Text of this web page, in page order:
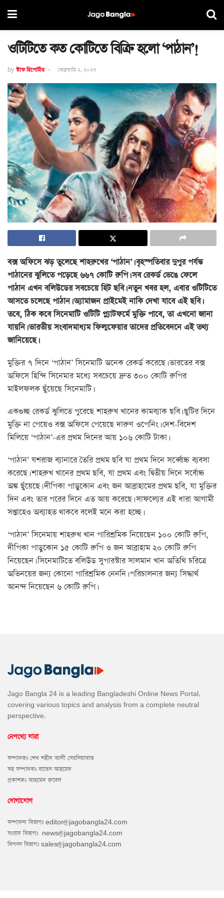
ওটিটিতে কত কোটিতে বিক্রি হলো ‘পাঠান’!
by স্টাফ রিপোর্টার ফেব্রুয়ারি ২, ২০২৩
বক্স অফিসে ঝড় তুলেছে শাহরুখের ‘পাঠান’। বৃহস্পতিবার দুপুর পর্যন্ত
পাঠানের ঝুলিতে পড়েছে ৬৬৭ কোটি রুপি। সব রেকর্ড ভেঙে ফেলে
পাঠান এখন বলিউডের সবচেয়ে হিট ছবি। নতুন খবর হল, এবার ওটিটিতে
আসতে চলেছে পাঠান। অ্যামাজন প্রাইমেই নাকি দেখা যাবে এই ছবি।
তবে, ঠিক কবে সিনেমাটি ওটিটি প্ল্যাটফর্মে মুক্তি পাবে, তা এখনো জানা
যায়নি। ভারতীয় সংবাদমাধ্যম ফিল্মফেয়ার তাদের প্রতিবেদনে এই তথ্য
জানিয়েছে।
মুক্তির ৭ দিনে ‘পাঠান’ সিনেমাটি অনেক রেকর্ড করেছে। ভারতের বক্স
অফিসে হিন্দি সিনেমার মধ্যে সবচেয়ে দ্রুত ৩০০ কোটি রুপির
মাইলফলক ছুঁয়েছে সিনেমাটি।
একগুচ্ছ রেকর্ড ঝুলিতে পুরেছে শাহরুখ খানের কামব্যাক ছবি। ছুটির দিনে
মুক্তি না পেয়েও বক্স অফিসে পেয়েছে দারুণ ওপেনিং। দেশ-বিদেশ
মিলিয়ে ‘পাঠান’-এর প্রথম দিনের আয় ১০৬ কোটি টাকা।
‘পাঠান’ যশরাজ ব্যানারে তৈরি প্রথম ছবি যা প্রথম দিনে সর্ব্বোচ্চ ব্যবসা
করেছে। শাহরুখ খানের প্রথম ছবি, যা প্রথম এবং দ্বিতীয় দিনে সর্বোচ্চ
অঙ্ক ছুঁয়েছে। দীপিকা পাড়ুকোন এবং জন আব্রাহামের প্রথম ছবি, যা মুক্তির
দিন এবং তার পরের দিনে এত আয় করেছে। সাফল্যের এই ধারা আগামী
সপ্তাহেও অব্যাহত থাকবে বলেই মনে করা হচ্ছে।
‘পাঠান’ সিনেমায় শাহরুখ খান পারিশ্রমিক নিয়েছেন ১০০ কোটি রুপি,
দীপিকা পাড়ুকোন ১৫ কোটি রুপি ও জন আব্রাহাম ২০ কোটি রুপি
নিয়েছেন। সিনেমাটিতে বলিউড সুপারস্টার সালমান খান অতিথি চরিত্রে
অভিনয়ের জন্য কোনো পারিশ্রমিক নেননি। পরিচালনার জন্য সিদ্ধার্থ
আনন্দ নিয়েছেন ৬ কোটি রুপি।
Jago Bangla 24 is a leading Bangladeshi Online News Portal,
covering various topics and analysis from a complete neutral
perspective.
নেপথ্যে যারা
সম্পাদকঃ শেখ শহীদ আলী সেরনিয়াবাত
সহ সম্পাদকঃ বাতেন আহমেদ
প্রকাশকঃ আহমেদ রুবেল
যোগাযোগ
সম্পাদনা বিভাগঃ editor@jagobangla24.com
সংবাদ বিভাগঃ news@jagobangla24.com
বিপণন বিভাগঃ sales@jagobangla24.com